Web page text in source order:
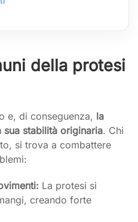
della protesi
e, di conseguenza, la
sua stabilità originaria. Chi
si trova a combattere
La protesi si
creando forte